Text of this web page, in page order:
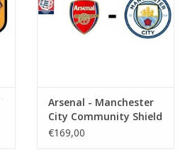
Arsenal - Manchester
City Community Shield
€169,00